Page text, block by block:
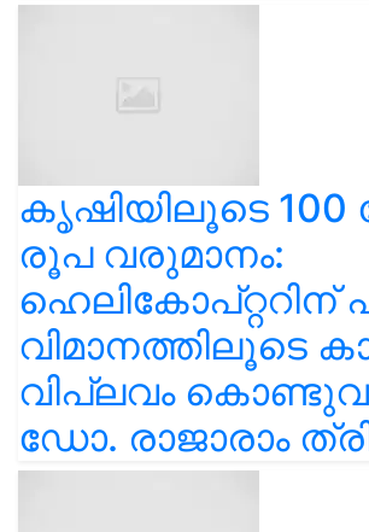
കൃഷിയിലൂടെ 100
രൂപ വരുമാനം:
ഹെലികോപ്റ്ററിന്
വിമാനത്തിലൂടെ
വിപ്ലവം
ഡോ. രാജാരാം